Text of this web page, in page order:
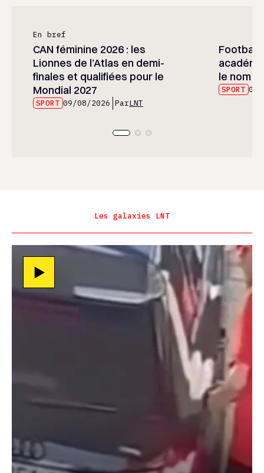
En bref
CAN féminine 2026 : les
Lionnes de l’Atlas en demi-
finales et qualifiées pour le
Mondial 2027
SPORT 09/08/2026 ParLNT
Football
le nom
SPORT 09/
Les galaxies LNT